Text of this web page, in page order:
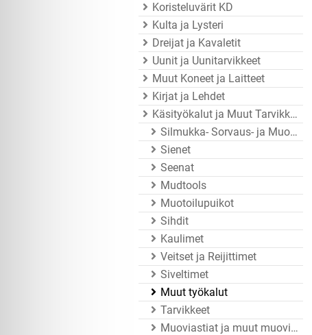
Koristeluvärit KD
Kulta ja Lysteri
Dreijat ja Kavaletit
Uunit ja Uunitarvikkeet
Muut Koneet ja Laitteet
Kirjat ja Lehdet
Käsityökalut ja Muut Tarvikkeet
Silmukka- Sorvaus- ja Muotoiluraudat
Sienet
Seenat
Mudtools
Muotoilupuikot
Sihdit
Kaulimet
Veitset ja Reijittimet
Siveltimet
Muut työkalut
Tarvikkeet
Muoviastiat ja muut muovitarvikkeet